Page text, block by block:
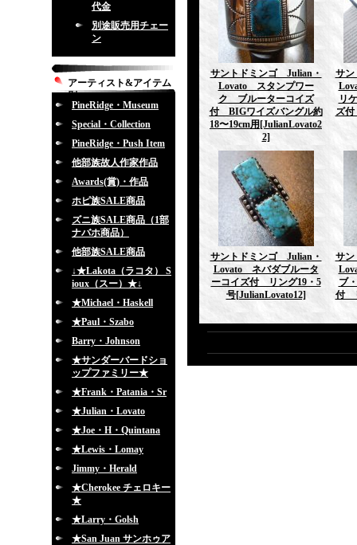
代金
別途販売用チェー
ン
アーティスト&アイテム
別
PineRidge・Museum
Special・Collection
PineRidge・Push Item
他部族故人作家作品
Awards(賞)・作品
ホピ族SALE商品
ズニ族SALE商品（1部
ナバホ商品）
他部族SALE商品
↓★Lakota（ラコタ） S
ioux（スー）★↓
★Michael・Haskell
★Paul・Szabo
Barry・Johnson
★サンダーバードショ
ップファミリー★
★Frank・Patania・Sr
★Julian・Lovato
★Joe・H・Quintana
★Lewis・Lomay
Jimmy・Herald
★Cherokee チェロキー
★
★Larry・Golsh
★San Juan サンホゥア
サントドミンゴ Julian・
Lovato スタンプワー
ク ブルーターコイズ
付 BIGワイズバングル約
18〜19cm用 [JulianLovato2
2]
サ
リ
ズ
サントドミンゴ Julian・
Lovato ネバダブルータ
ーコイズ付 リング19・5
号[JulianLovato12]
サ
ブ
付